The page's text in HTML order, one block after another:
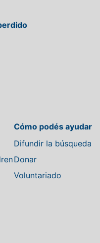
Cómo podés ayudar
Difundir la búsqueda
Donar
Voluntariado